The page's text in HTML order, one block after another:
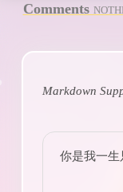
Comments
Markdown
你是我一生